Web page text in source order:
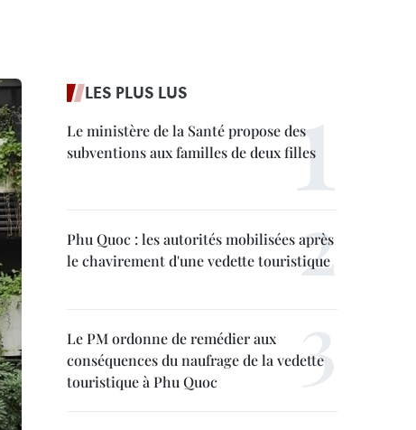
LES PLUS LUS
Le ministère de la Santé propose des
subventions aux familles de deux filles
Phu Quoc : les autorités mobilisées après
le chavirement d'une vedette touristique
Le PM ordonne de remédier aux
conséquences du naufrage de la vedette
touristique à Phu Quoc